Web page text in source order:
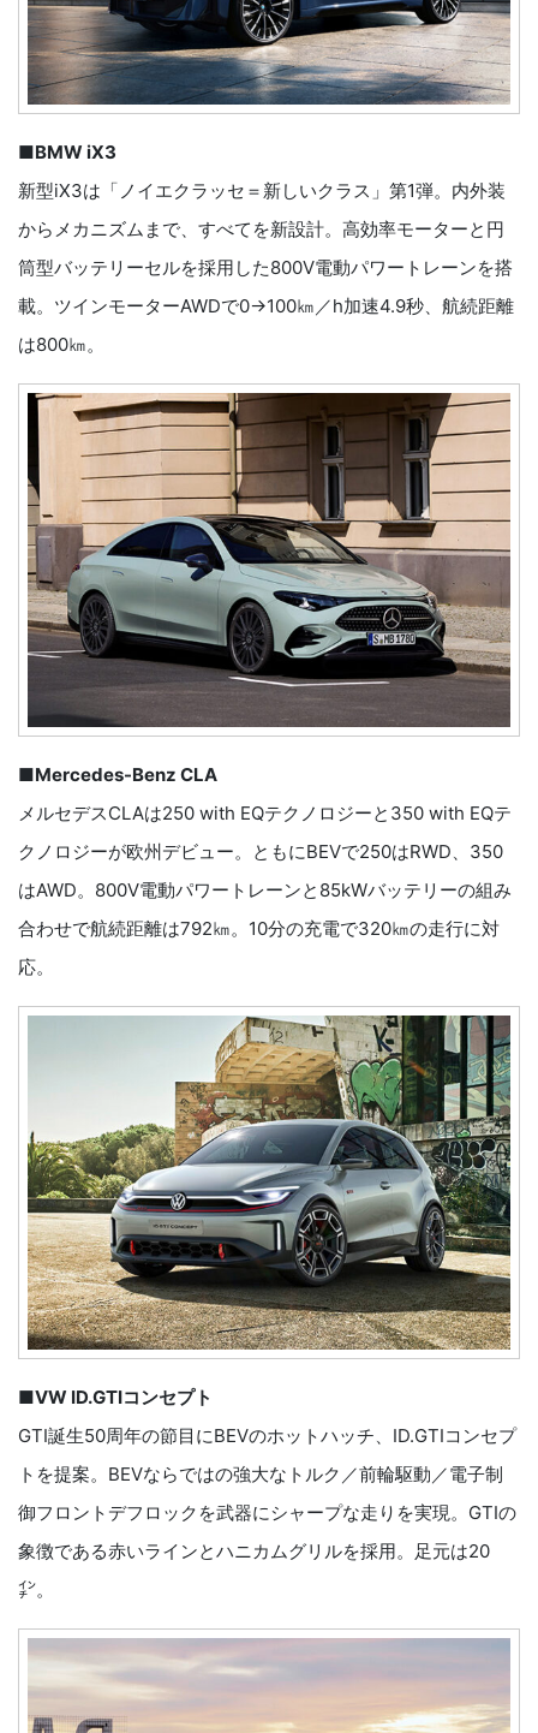
■BMW iX3
新型iX3は「ノイエクラッセ＝新しいクラス」第1弾。内外装
からメカニズムまで、すべてを新設計。高効率モーターと円
筒型バッテリーセルを採用した800V電動パワートレーンを搭
載。ツインモーターAWDで0→100㎞／h加速4.9秒、航続距離
は800㎞。
■Mercedes-Benz CLA
メルセデスCLAは250 with EQテクノロジーと350 with EQテ
クノロジーが欧州デビュー。ともにBEVで250はRWD、350
はAWD。800V電動パワートレーンと85kWバッテリーの組み
合わせで航続距離は792㎞。10分の充電で320㎞の走行に対
応。
■VW ID.GTIコンセプト
GTI誕生50周年の節目にBEVのホットハッチ、ID.GTIコンセプ
トを提案。BEVならではの強大なトルク／前輪駆動／電子制
御フロントデフロックを武器にシャープな走りを実現。GTIの
象徴である赤いラインとハニカムグリルを採用。足元は20
㌅。